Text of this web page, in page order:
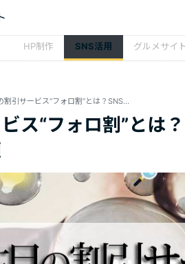
HP制作 SNS活用 グルメサイト
注目の割引サービス“フォロ割”とは？SNS集客を加速させたい飲食店に最適
ス“フォロ割”とは